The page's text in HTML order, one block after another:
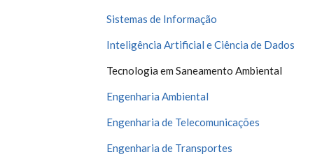
Sistemas de Informação
Inteligência Artificial e Ciência de Dados
Tecnologia em Saneamento Ambiental
Engenharia Ambiental
Engenharia de Telecomunicações
Engenharia de Transportes